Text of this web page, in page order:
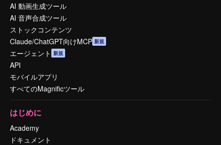
AI 動画生成ツール
AI 音声合成ツール
ストックコンテンツ
Claude/ChatGPT向けMCP 新規
エージェント 新規
API
モバイルアプリ
すべてのMagnificツール
はじめに
Academy
ドキュメント